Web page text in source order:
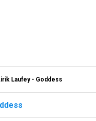
Laufey - Goddess